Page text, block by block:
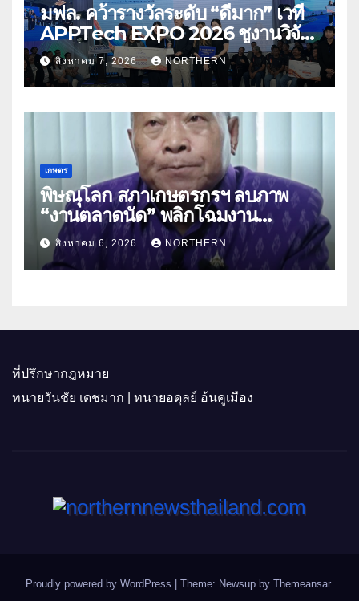
มฟล. คว้ารางวัลระดับ “ดีมาก” เวที
APPTech EXPO 2026 ชูงานวิจัย
สมุนไพร ขับเคลื่อนนวัตกรรมสู่เชิง
พาณิชย์
สิงหาคม 7, 2026 NORTHERN
เกษตร
พิษณุโลก สภาเกษตรกรฯ ลบภาพ
“งานตลาดนัด” พลิกโฉมงาน
“เกษตรรุ่งเรืองเมืองสองแคว 69” มุ่ง
ประโยชน์เกษตรกร ดึงนวัตกรรม-จับ
คู่ธุรกิจดันสินค้าเกษตรสู่สากล (คลิป)
สิงหาคม 6, 2026 NORTHERN
ที่ปรึกษากฎหมาย
ทนายวันชัย เดชมาก | ทนายอดุลย์ อ้นคูเมือง
Proudly powered by WordPress Theme: Newsup by Themeansar.